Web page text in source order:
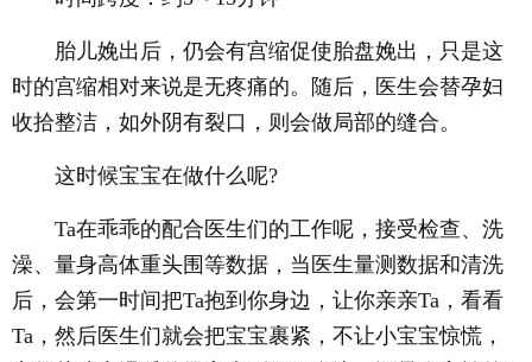
胎儿娩出后，仍会有宫缩促使胎盘娩出，只是这
时的宫缩相对来说是无疼痛的。随后，医生会替孕妇
收拾整洁，如外阴有裂口，则会做局部的缝合。
这时候宝宝在做什么呢?
Ta在乖乖的配合医生们的工作呢，接受检查、洗
澡、量身高体重头围等数据，当医生量测数据和清洗
后，会第一时间把Ta抱到你身边，让你亲亲Ta，看看
Ta，然后医生们就会把宝宝裹紧，不让小宝宝惊慌，